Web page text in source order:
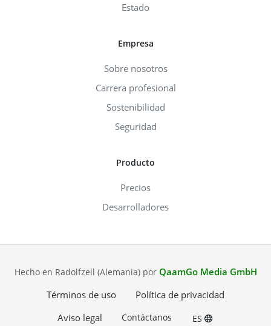
Estado
Empresa
Sobre nosotros
Carrera profesional
Sostenibilidad
Seguridad
Producto
Precios
Desarrolladores
Hecho en Radolfzell (Alemania) por QaamGo Media GmbH
Términos de uso
Política de privacidad
Aviso legal
Contáctanos ES